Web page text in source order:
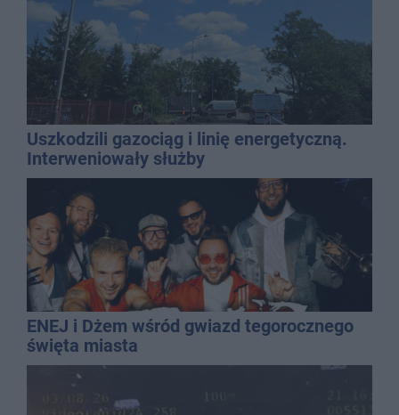
Uszkodzili gazociąg i linię energetyczną.
Interweniowały służby
ENEJ i Dżem wśród gwiazd tegorocznego
święta miasta